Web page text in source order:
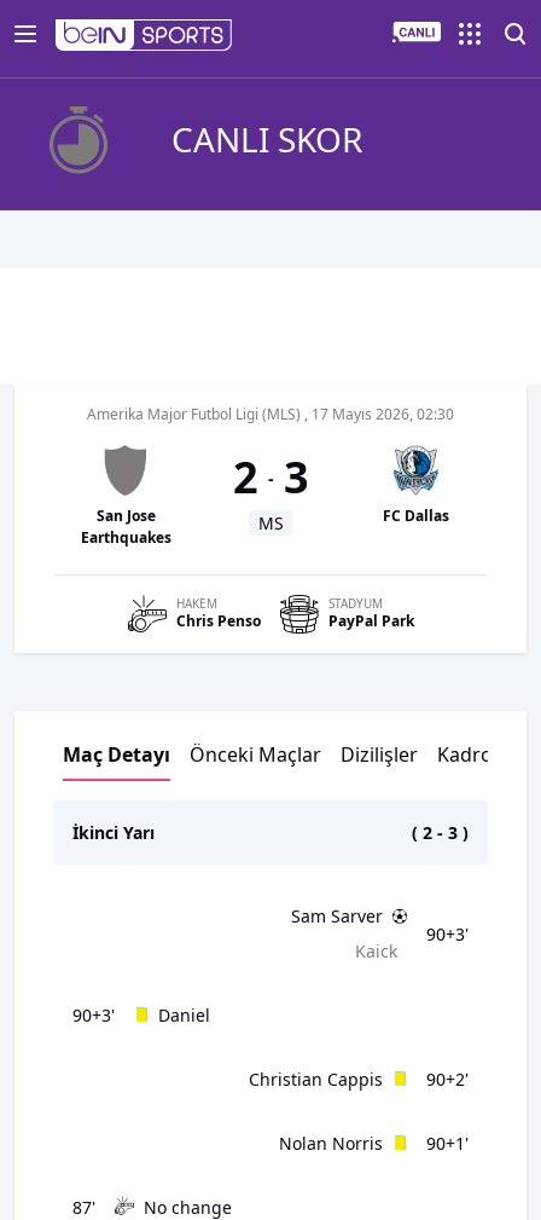
CANLI SKOR
Amerika Major Futbol Ligi (MLS) , 17 Mayıs 2026, 02:30
San Jose
Earthquakes
2 - 3
MS FC Dallas
HAKEM
Chris Penso
STADYUM
PayPal Park
Maç Detayı Önceki Maçlar Dizilişler Kadrolar
İkinci Yarı ( 2 - 3 )
90+3'
Sam Sarver
Kaick
90+3' Daniel
90+2'
Christian Cappis
90+1'
Nolan Norris
87' No change